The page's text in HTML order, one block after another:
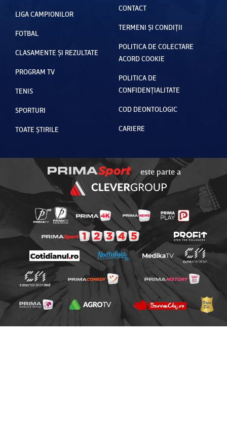
LIGA CAMPIONILOR
FOTBAL
CLASAMENTE ȘI REZULTATE
PROGRAM TV
TENIS
SPORTURI
TOATE ȘTIRILE
CONTACT
TERMENI ȘI CONDIȚII
POLITICA DE COLECTARE
ACORD COOKIE
POLITICA DE
CONFIDENȚIALITATE
COD DEONTOLOGIC
CARIERE
este parte a